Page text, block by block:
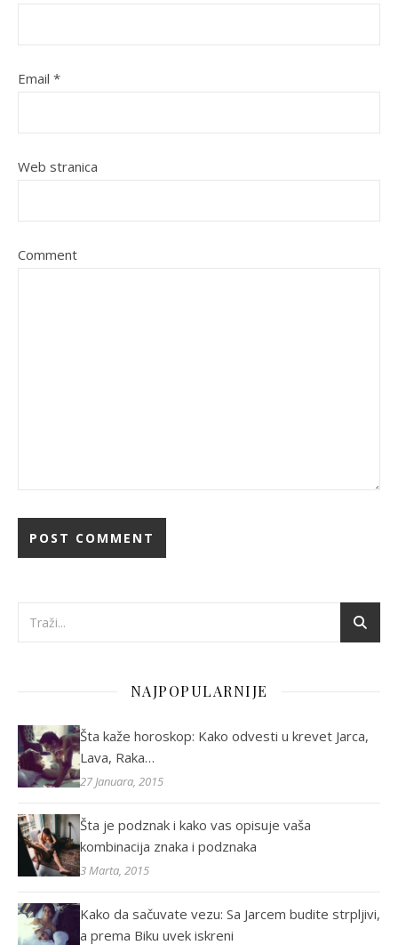
Email *
Web stranica
Comment
NAJPOPULARNIJE
Šta kaže horoskop: Kako odvesti u krevet Jarca,
Lava, Raka…
27 Januara, 2015
Šta je podznak i kako vas opisuje vaša
kombinacija znaka i podznaka
3 Marta, 2015
Kako da sačuvate vezu: Sa Jarcem budite strpljivi,
a prema Biku uvek iskreni